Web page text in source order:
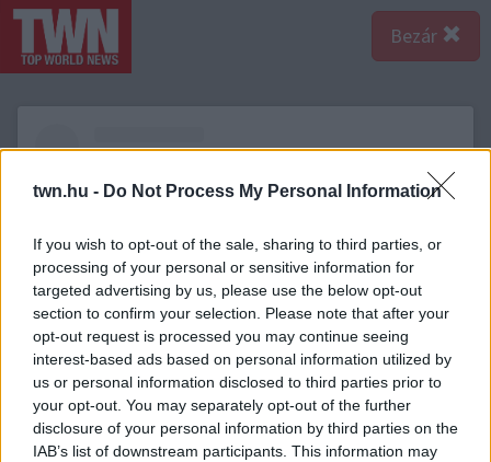
twn.hu - Do Not Process My Personal Information
If you wish to opt-out of the sale, sharing to third parties, or
processing of your personal or sensitive information for
targeted advertising by us, please use the below opt-out
section to confirm your selection. Please note that after your
opt-out request is processed you may continue seeing
interest-based ads based on personal information utilized by
us or personal information disclosed to third parties prior to
your opt-out. You may separately opt-out of the further
disclosure of your personal information by third parties on the
IAB’s list of downstream participants. This information may
Bezár
A bejegyzés megtekintése az Instagramon